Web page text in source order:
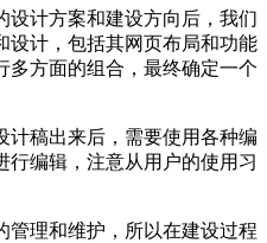
设计方案和建设方向后，我们
设计，包括其网页布局和功能
多方面的组合，最终确定一个
计稿出来后，需要使用各种编
行编辑，注意从用户的使用习
管理和维护，所以在建设过程